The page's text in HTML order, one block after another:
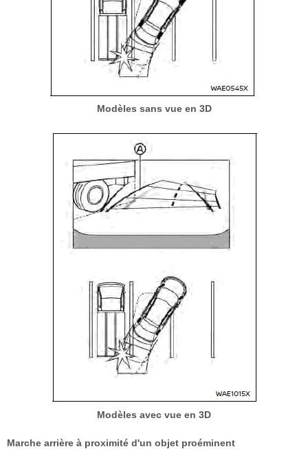
Modèles sans vue en 3D
Modèles avec vue en 3D
Marche arrière à proximité d'un objet proéminent